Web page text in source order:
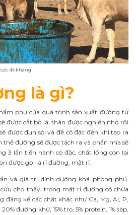
đề kháng
là gì?
phụ của quá trình sản xuất đường từ
được cắt bỏ lá, thân được nghiền nhỏ rồi
được đun sôi và để cô đặc đến khi tạo ra
thể đường sẽ được tách ra và phần mía sẽ
3 lần tiến hành cô đặc, chất lỏng còn lại
được gọi là rỉ đường, mật rỉ.
và giá trị dinh dưỡng khá phong phú.
cho thấy, trong mật rỉ đường có chứa
kể các chất khác như Ca, Mg, Al, P,
đường khử, 15% tro, 5% protein, 1% sáp,